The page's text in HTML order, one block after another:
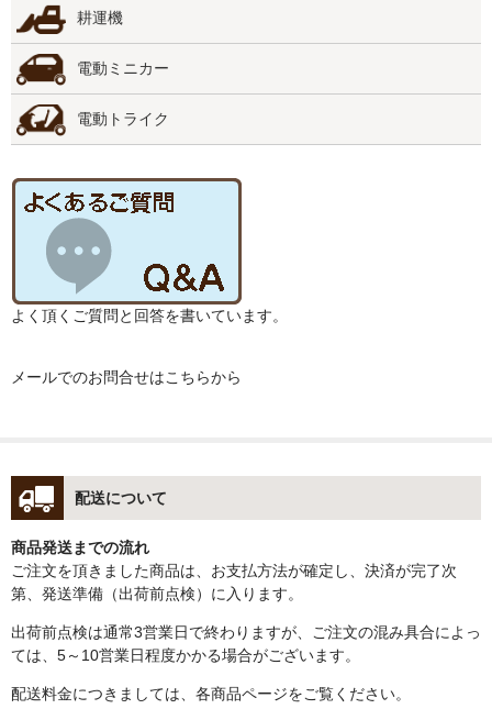
耕運機
電動ミニカー
電動トライク
よく頂くご質問と回答を書いています。
メールでのお問合せはこちらから
配送について
商品発送までの流れ
ご注文を頂きました商品は、お支払方法が確定し、決済が完了次
第、発送準備（出荷前点検）に入ります。
出荷前点検は通常3営業日で終わりますが、ご注文の混み具合によっ
ては、5～10営業日程度かかる場合がございます。
配送料金につきましては、各商品ページをご覧ください。